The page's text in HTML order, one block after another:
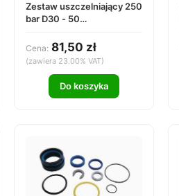
Zestaw uszczelniający 250
bar D30 - 50
Cena: 81,50 zł
(zawiera 23.00% VAT)
Do koszyka